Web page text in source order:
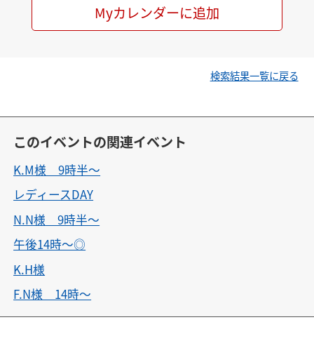
Myカレンダーに追加
検索結果一覧に戻る
このイベントの関連イベント
K.M様 9時半〜
レディースDAY
N.N様 9時半〜
午後14時〜◎
K.H様
F.N様 14時〜